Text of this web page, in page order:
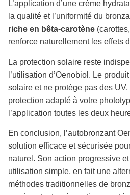
L’application d’une crème
la qualité et l’uniformité du
riche en bêta-carotène
renforce naturellement les effets
La protection solaire reste
l’utilisation d’Oenobiol. Le
solaire et ne protège pas des
protection adapté à votre
l’application toutes les deux
En conclusion, l’autobronzant
solution efficace et sécurisée
naturel. Son action progressive
utilisation simple, en fait une
méthodes traditionnelles de